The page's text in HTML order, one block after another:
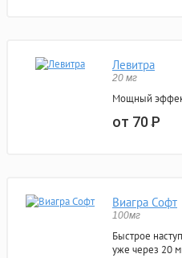
Левитра
20 мг
Мощный
от 70Р
Виагра Софт
100мг
Быстрое
уже через 20